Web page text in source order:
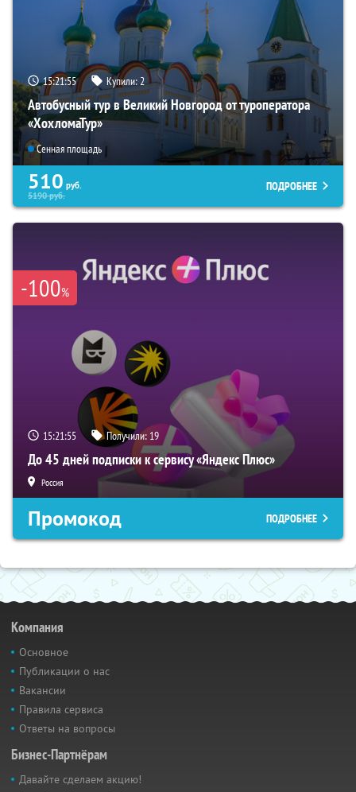
15:21:54 Купили:2
Автобусный тур в Великий Новгород от туроператора
«ХохломаТур»
Сенная площадь
510 руб.
5190руб.
ПОДРОБНЕЕ
-100%
15:21:54 Получили: 19
До 45 дней подписки к сервису «Яндекс Плюс»
Россия
Промокод ПОДРОБНЕЕ
Компания
Основное
Публикации о нас
Вакансии
Правила сервиса
Ответы на вопросы
Бизнес-Партнёрам
Давайте сделаем акцию!